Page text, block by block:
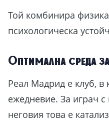
Той комбинира
психологическа
Оптимална среда
Реал Мадрид е клуб, в
ежедневие. За играч с
неговия това е